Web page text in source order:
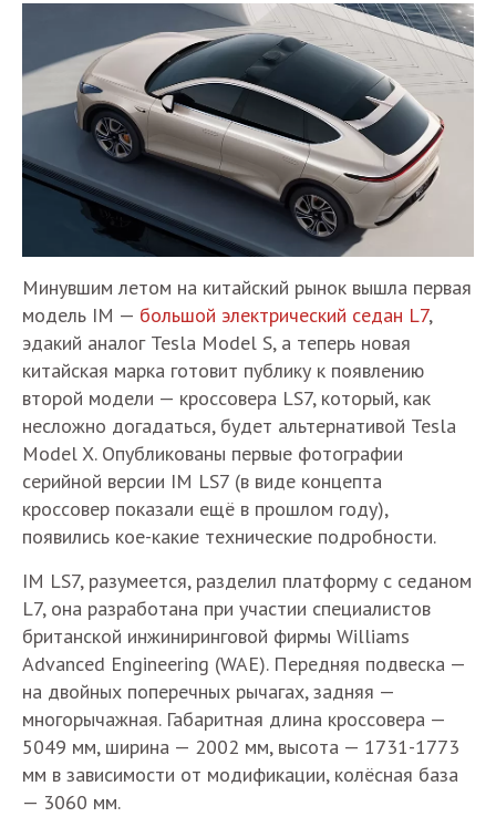
Минувшим летом на китайский рынок вышла первая
модель IM — большой электрический седан L7,
эдакий аналог Tesla Model S, а теперь новая
китайская марка готовит публику к появлению
второй модели — кроссовера LS7, который, как
несложно догадаться, будет альтернативой Tesla
Model X. Опубликованы первые фотографии
серийной версии IM LS7 (в виде концепта
кроссовер показали ещё в прошлом году),
появились кое-какие технические подробности.
IM LS7, разумеется, разделил платформу с седаном
L7, она разработана при участии специалистов
британской инжиниринговой фирмы Williams
Advanced Engineering (WAE). Передняя подвеска —
на двойных поперечных рычагах, задняя —
многорычажная. Габаритная длина кроссовера —
5049 мм, ширина — 2002 мм, высота — 1731-1773
мм в зависимости от модификации, колёсная база
— 3060 мм.